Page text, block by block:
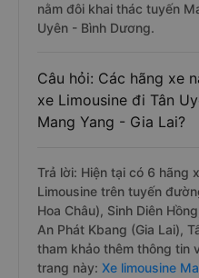
nằm đôi khai thác tuyến
Uyên - Bình Dương.
Câu hỏi: Các hãng xe
xe Limousine đi Tân
Mang Yang - Gia Lai?
Trả lời: Hiện tại có 6 hãng
Limousine trên tuyến
Hoa Châu), Sinh Diên
An Phát Kbang (Gia Lai),
tham khảo thêm thông tin
trang này: Xe limousine